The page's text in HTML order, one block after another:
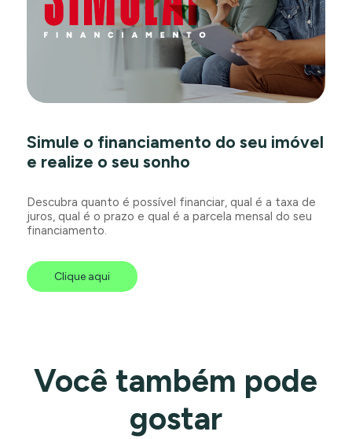
Simule o financiamento do seu imóvel
e realize o seu sonho
Descubra quanto é possível financiar, qual é a taxa de
juros, qual é o prazo e qual é a parcela mensal do seu
financiamento.
Clique aqui
Você também pode
gostar